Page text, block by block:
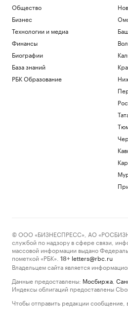
Общество
Бизнес
Технологии и медиа
Финансы
Биографии
База знаний
РБК Образование
© ООО «БИЗНЕСПРЕСС», АО
службой по надзору в сфере связи,
массовой информации выдано
пометкой «РБК».
18+ letters@rbc.ru
Владельцем сайта является
Данные предоставлены: Мосбиржа
Индексы облигаций предоставлены
Чтобы отправить редакции сообщение,